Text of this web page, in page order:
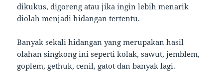
dikukus, digoreng atau jika ingin lebih menarik
diolah menjadi hidangan tertentu.
Banyak sekali hidangan yang merupakan hasil
olahan singkong ini seperti kolak, sawut, jemblem,
goplem, gethuk, cenil, gatot dan banyak lagi.